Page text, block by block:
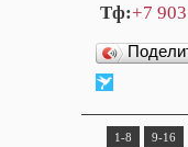
Тф:+7
1-8 9-16